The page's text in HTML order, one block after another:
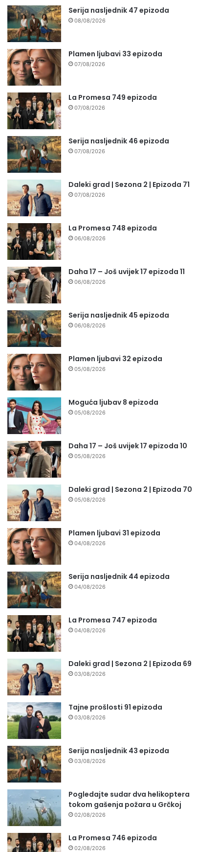
Serija nasljednik 47 epizoda
08/08/2026
Plamen ljubavi 33 epizoda
07/08/2026
La Promesa 749 epizoda
07/08/2026
Serija nasljednik 46 epizoda
07/08/2026
Daleki grad | Sezona 2 | Epizoda 71
07/08/2026
La Promesa 748 epizoda
06/08/2026
Daha 17 – Još uvijek 17 epizoda 11
06/08/2026
Serija nasljednik 45 epizoda
06/08/2026
Plamen ljubavi 32 epizoda
05/08/2026
Moguća ljubav 8 epizoda
05/08/2026
Daha 17 – Još uvijek 17 epizoda 10
05/08/2026
Daleki grad | Sezona 2 | Epizoda 70
05/08/2026
Plamen ljubavi 31 epizoda
04/08/2026
Serija nasljednik 44 epizoda
04/08/2026
La Promesa 747 epizoda
04/08/2026
Daleki grad | Sezona 2 | Epizoda 69
03/08/2026
Tajne prošlosti 91 epizoda
03/08/2026
Serija nasljednik 43 epizoda
03/08/2026
Pogledajte sudar dva helikoptera
tokom gašenja požara u Grčkoj
02/08/2026
La Promesa 746 epizoda
02/08/2026